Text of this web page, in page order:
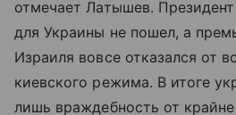
отмечает Латышев.
для Украины не пошел, а
Израиля вовсе отказался от
киевского режима. В итоге
лишь враждебность от